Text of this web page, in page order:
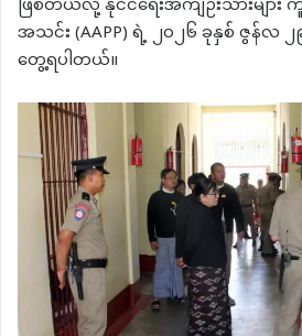
အသင်း (AAPP) ရဲ့ ၂၀၂၆ ခုနှစ် ဇွန်လ
တွေ့ရပါတယ်။